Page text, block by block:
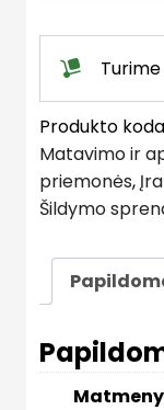
Produkto
Matavimo ir
priemonės,
Šildymo